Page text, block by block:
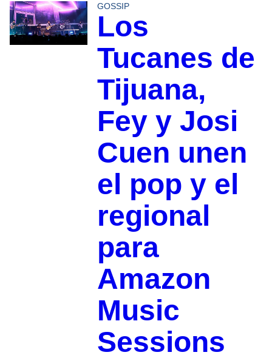
GOSSIP
Los
Tucanes de
Tijuana,
Fey y Josi
Cuen unen
el pop y el
regional
para
Amazon
Music
Sessions